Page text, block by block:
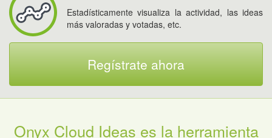
Estadísticamente visualiza la actividad, las ideas
más valoradas y votadas, etc.
Regístrate ahora
Onyx Cloud Ideas es la herramienta